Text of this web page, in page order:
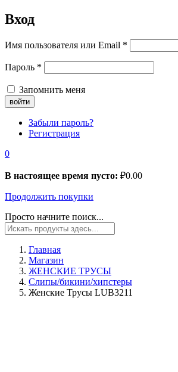
Вход
Имя пользователя или Email *
Пароль *
Запомнить меня
Забыли пароль?
Регистрация
0
В настоящее время пусто: ₽0.00
Продолжить покупки
Просто начните поиск...
Главная
Магазин
ЖЕНСКИЕ ТРУСЫ
Слипы/бикини/хипстеры
Женские Трусы LUB3211